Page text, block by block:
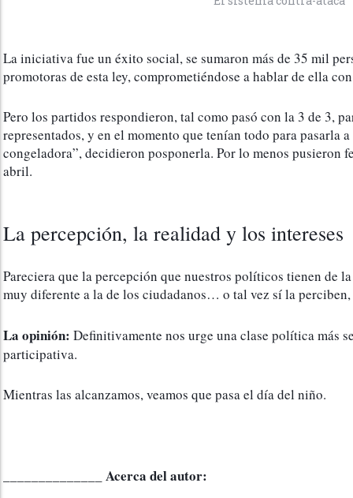
La iniciativa fue un éxito social, se sumaron más de 35 mil
promotoras de esta ley, comprometiéndose a hablar de ella
Pero los partidos respondieron, tal como pasó con la 3 de 3,
representados, y en el momento que tenían todo para pasarla
congeladora”, decidieron posponerla. Por lo menos pusieron
abril.
La percepción, la realidad y los intereses
Pareciera que la percepción que nuestros políticos tienen de
muy diferente a la de los ciudadanos… o tal vez sí la
La opinión: Definitivamente nos urge una clase política más
participativa.
Mientras las alcanzamos, veamos que pasa el día del niño.
______________ Acerca del autor: